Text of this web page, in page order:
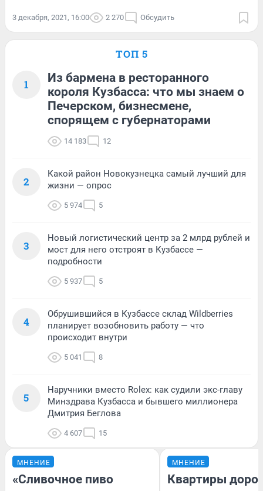
3 декабря, 2021, 16:00 2 270 Обсудить
ТОП 5
1
Из бармена в ресторанного
короля Кузбасса: что мы знаем о
Печерском, бизнесмене,
спорящем с губернаторами
14 183 12
2
Какой район Новокузнецка самый лучший для
жизни — опрос
5 974 5
3
Новый логистический центр за 2 млрд рублей и
мост для него отстроят в Кузбассе —
подробности
5 937 5
4
Обрушившийся в Кузбассе склад Wildberries
планирует возобновить работу — что
происходит внутри
5 041 8
5
Наручники вместо Rolex: как судили экс-главу
Минздрава Кузбасса и бывшего миллионера
Дмитрия Беглова
4 607 15
МНЕНИЕ
«Сливочное пиво
МНЕНИЕ
Квартиры